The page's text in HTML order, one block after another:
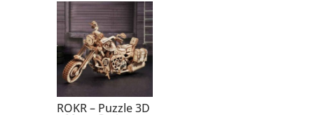
ROKR – Puzzle 3D